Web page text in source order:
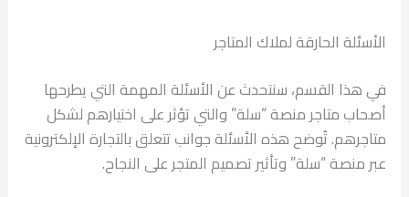
الأسئلة الحارقة لملاك المتاجر
في هذا القسم، سنتحدث عن الأسئلة المهمة التي يطرحها
أصحاب متاجر منصة “سلة” والتي تؤثر على اختيارهم لشكل
متاجرهم. تُوضح هذه الأسئلة جوانب تتعلق بالتجارة الإلكترونية
عبر منصة “سلة” وتأثير تصميم المتجر على النجاح.